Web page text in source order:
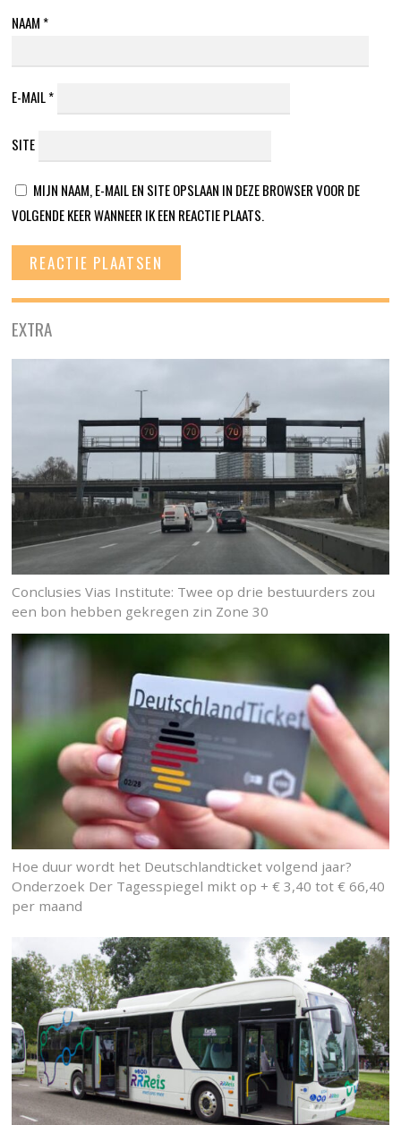
NAAM *
E-MAIL*
SITE
MIJN NAAM, E-MAIL EN SITE OPSLAAN IN DEZE BROWSER VOOR DE
VOLGENDE KEER WANNEER IK EEN REACTIE PLAATS.
EXTRA
Conclusies Vias Institute: Twee op drie bestuurders zou
een bon hebben gekregen zin Zone 30
Hoe duur wordt het Deutschlandticket volgend jaar?
Onderzoek Der Tagesspiegel mikt op + € 3,40 tot € 66,40
per maand